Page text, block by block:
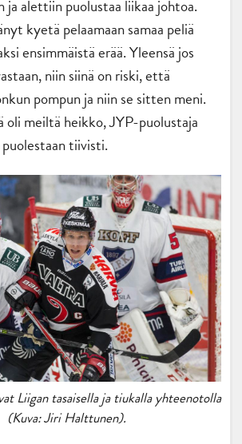
ja alettiin puolustaa liikaa johtoa.
kyetä pelaamaan samaa peliä
ensimmäistä erää. Yleensä jos
niin siinä on riski, että
pompun ja niin se sitten meni.
oli meiltä heikko, JYP-puolustaja
puolestaan tiivisti.
Liigan tasaisella ja tiukalla yhteenotolla
(Kuva: Jiri Halttunen).